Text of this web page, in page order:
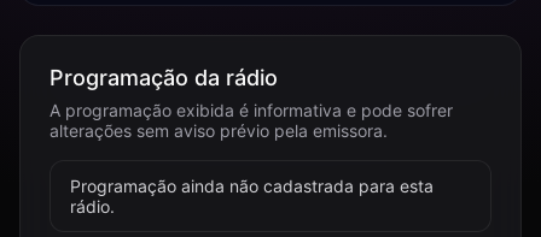
Programação da rádio
A programação exibida é informativa e pode sofrer
alterações sem aviso prévio pela emissora.
Programação ainda não cadastrada para esta
rádio.